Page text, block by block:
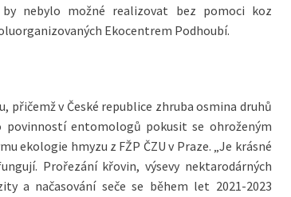
nebylo možné realizovat bez pomoci koz
Ekocentrem Podhoubí.
přičemž v České republice zhruba osmina druhů
entomologů pokusit se ohroženým
ekologie hmyzu z FŽP ČZU v Praze. „Je krásné
Prořezání křovin, výsevy nektarodárných
a načasování seče se během let 2021-2023